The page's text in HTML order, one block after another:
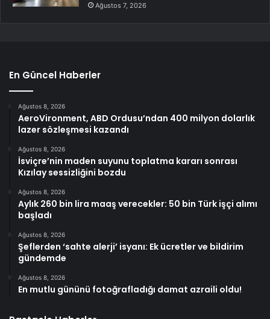
Ağustos 7, 2026
En Güncel Haberler
Ağustos 8, 2026
AeroVironment, ABD Ordusu’ndan 400 milyon dolarlık
lazer sözleşmesi kazandı
Ağustos 8, 2026
İsviçre’nin maden suyunu toplatma kararı sonrası
Kızılay sessizliğini bozdu
Ağustos 8, 2026
Aylık 260 bin lira maaş verecekler: 50 bin Türk işçi alımı
başladı
Ağustos 8, 2026
Şeflerden ‘sahte alerji’ isyanı: Ek ücretler ve bildirim
gündemde
Ağustos 8, 2026
En mutlu gününü fotoğrafladığı damat azraili oldu!